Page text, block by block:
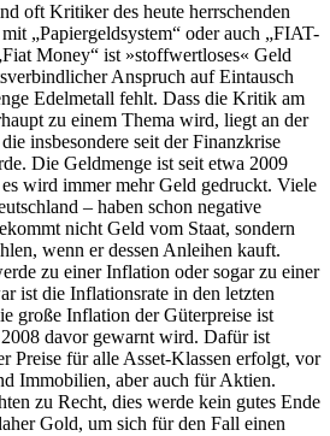
oft Kritiker des heute herrschenden
„Papiergeldsystem“ oder auch „FIAT-
Money“ ist »stoffwertloses« Geld
Anspruch auf Eintausch
Edelmetall fehlt. Dass die Kritik am
zu einem Thema wird, liegt an der
insbesondere seit der Finanzkrise
Die Geldmenge ist seit etwa 2009
wird immer mehr Geld gedruckt. Viele
– haben schon negative
nicht Geld vom Staat, sondern
wenn er dessen Anleihen kauft.
zu einer Inflation oder sogar zu einer
ist die Inflationsrate in den letzten
große Inflation der Güterpreise ist
davor gewarnt wird. Dafür ist
Preise für alle Asset-Klassen erfolgt, vor
Immobilien, aber auch für Aktien.
zu Recht, dies werde kein gutes Ende
Gold, um sich für den Fall einen